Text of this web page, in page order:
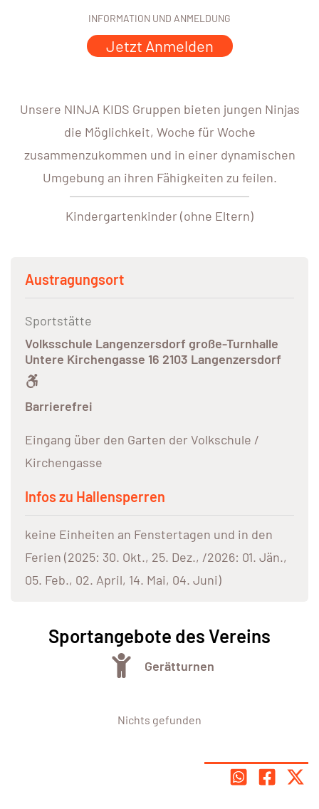
INFORMATION UND ANMELDUNG
Jetzt Anmelden
Unsere NINJA KIDS Gruppen bieten jungen Ninjas
die Möglichkeit, Woche für Woche
zusammenzukommen und in einer dynamischen
Umgebung an ihren Fähigkeiten zu feilen.
Kindergartenkinder (ohne Eltern)
Austragungsort
Sportstätte
Volksschule Langenzersdorf große-Turnhalle
Untere Kirchengasse 16 2103 Langenzersdorf
Barrierefrei
Eingang über den Garten der Volkschule /
Kirchengasse
Infos zu Hallensperren
keine Einheiten an Fenstertagen und in den
Ferien (2025: 30. Okt., 25. Dez., /2026: 01. Jän.,
05. Feb., 02. April, 14. Mai, 04. Juni)
Sportangebote des Vereins
Gerätturnen
Nichts gefunden